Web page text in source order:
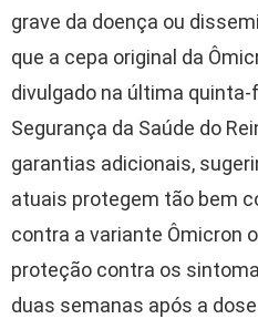
grave da doença ou
que a cepa original da
divulgado na última
Segurança da Saúde do
garantias adicionais,
atuais protegem tão bem
contra a variante Ômicron
proteção contra os
duas semanas após a